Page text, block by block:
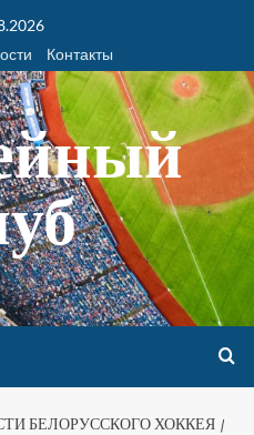
Контакты
БЕЛОРУССКОГО ХОККЕЯ